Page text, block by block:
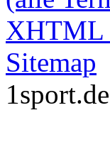
XHTML
Sitemap